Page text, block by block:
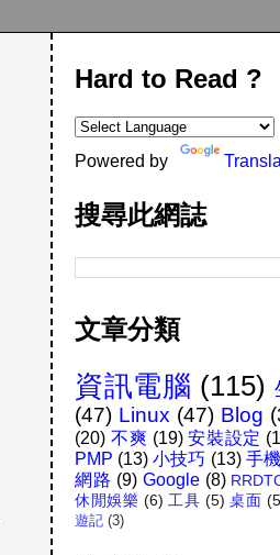
Hard to Read ?
Powered by
搜尋此網誌
文章分類
資訊電腦 (115)
(47) Linux (47) Blog
(20) 不爽 (19) 安裝設定
PMP (13) 小技巧 (13) 手機
網路 (9) Google (8)
休閒娛樂 (6) 工具 (5) 桌面
遊記 (3)